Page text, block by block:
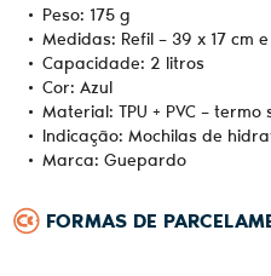
• Peso: 175 g
• Medidas: Refil – 39 x 17 cm
• Capacidade: 2 litros
• Cor: Azul
• Material: TPU + PVC – termo
• Indicação: Mochilas de
• Marca: Guepardo
FORMAS DE